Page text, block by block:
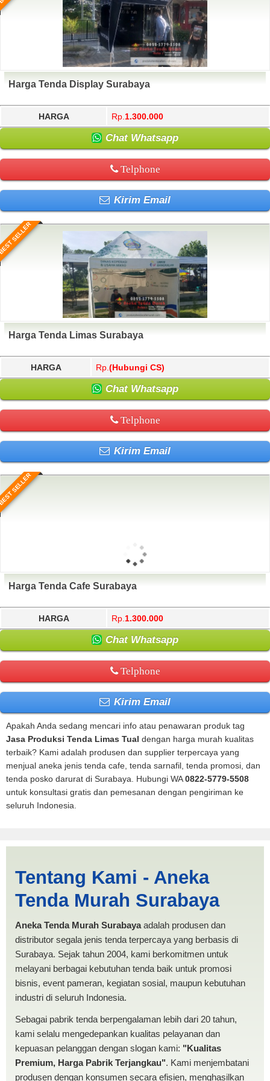
Harga Tenda Display Surabaya
HARGA Rp. 1.300.000
Chat Whatsapp
Telphone
Kirim Email
SELLER
Harga Tenda Limas Surabaya
HARGA Rp. (Hubungi CS)
Chat Whatsapp
Telphone
Kirim Email
SELLER
Harga Tenda Cafe Surabaya
HARGA Rp. 1.300.000
Chat Whatsapp
Telphone
Kirim Email
Apakah Anda sedang mencari info atau penawaran produk tag
Jasa Produksi Tenda Limas Tual dengan harga murah kualitas
terbaik? Kami adalah produsen dan supplier terpercaya yang
menjual aneka jenis tenda cafe, tenda sarnafil, tenda promosi, dan
tenda posko darurat di Surabaya. Hubungi WA0822-5779-5508
untuk konsultasi gratis dan pemesanan dengan pengiriman ke
seluruh Indonesia.
Tual | PRODUKSI ANEKA
TENDA MURAH
Tentang Kami - Aneka
Tenda Murah Surabaya
Aneka Tenda Murah Surabayaadalah produsen dan
distributor segala jenis tenda terpercaya yang berbasis di
Surabaya. Sejak tahun 2004, kami berkomitmen untuk
melayani berbagai kebutuhan tenda baik untuk promosi
bisnis, event pameran, kegiatan sosial, maupun kebutuhan
industri di seluruh Indonesia.
Sebagai pabrik tenda berpengalaman lebih dari 20 tahun,
kami selalu mengedepankan kualitas pelayanan dan
kepuasan pelanggan dengan slogan kami: "Kualitas
Premium, Harga Pabrik Terjangkau". Kami menjembatani
produsen dengan konsumen secara efisien, menghasilkan